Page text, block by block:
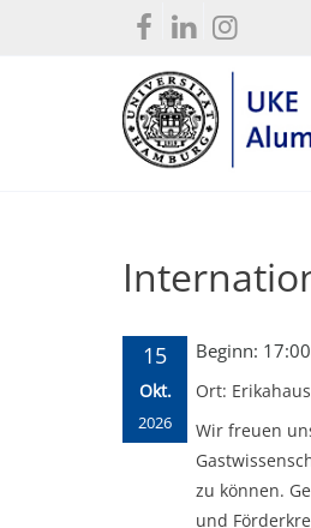
15
Okt.
2026
Beginn: 17:00
Ort:
Wir freuen
zu können.
und